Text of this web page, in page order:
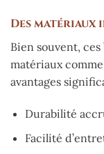
Des matériaux
Bien souvent,
matériaux
avantages
Durabilité
Facilité